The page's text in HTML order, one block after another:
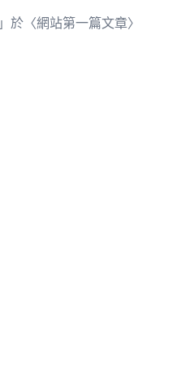
」於〈網站第一篇文章〉